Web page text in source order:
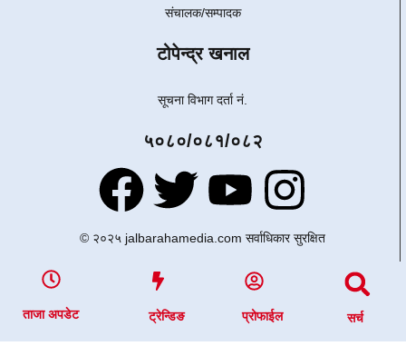
संचालक/सम्पादक
टोपेन्द्र खनाल
सूचना विभाग दर्ता नं.
५०८०/०८१/०८२
© २०२५ jalbarahamedia.com सर्वाधिकार सुरक्षित
ताजा अपडेट ट्रेन्डिङ प्रोफाईल सर्च